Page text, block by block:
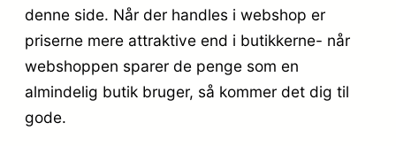
denne side. Når der handles i webshop er
priserne mere attraktive end i butikkerne- når
webshoppen sparer de penge som en
almindelig butik bruger, så kommer det dig til
gode.